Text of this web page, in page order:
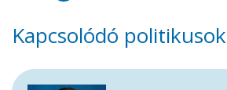
Kapcsolódó politikusok